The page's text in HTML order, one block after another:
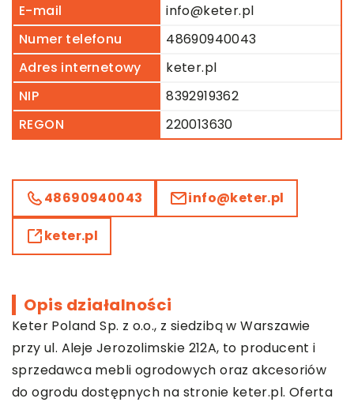
E-mail
info@keter.pl
Numer telefonu
48690940043
Adres internetowy
keter.pl
NIP
8392919362
REGON
220013630
48690940043 info@keter.pl
keter.pl
Opis działalności
Keter Poland Sp. z o.o., z siedzibą w Warszawie
przy ul. Aleje Jerozolimskie 212A, to producent i
sprzedawca mebli ogrodowych oraz akcesoriów
do ogrodu dostępnych na stronie keter.pl. Oferta